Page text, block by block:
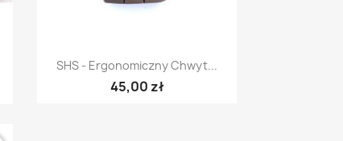
Szybki podgląd
SHS - Ergonomiczny Chwyt...
45,00 zł